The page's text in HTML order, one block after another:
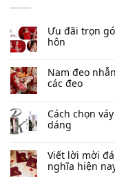
Ưu đãi trọn
hôn
Nam đeo
các đeo
Cách chọn
dáng
Viết lời mời
nghĩa hiện